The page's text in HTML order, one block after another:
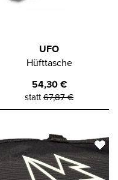
UFO
Hüfttasche
54,30€
statt67,87€